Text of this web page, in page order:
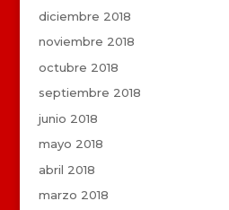
diciembre 2018
noviembre 2018
octubre 2018
septiembre 2018
junio 2018
mayo 2018
abril 2018
marzo 2018